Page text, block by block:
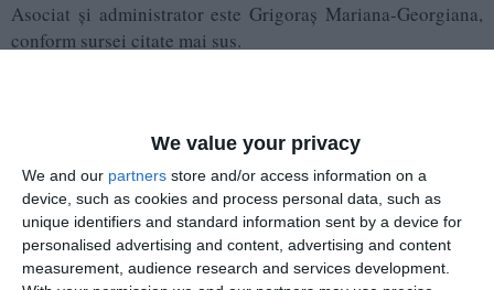
We value your privacy
We and our partners store and/or access information on a
device, such as cookies and process personal data, such as
unique identifiers and standard information sent by a device for
personalised advertising and content, advertising and content
measurement, audience research and services development.
Asociat și administrator este Grigoraș Mariana-Georgiana,
conform sursei citate mai sus.
Despre Strizo Sintetic
Potrivit termene.ro, firma a fost și ea fondată în 2005, are
sediul social în Galați, iar obiectul de activitate este „comerț
cu ridicata al produselor chimice”.